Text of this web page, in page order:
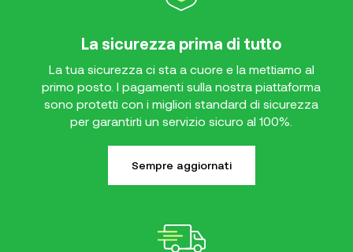
La sicurezza prima di tutto
La tua sicurezza ci sta a cuore e la mettiamo al
primo posto. I pagamenti sulla nostra piattaforma
sono protetti con i migliori standard di sicurezza
per garantirti un servizio sicuro al 100%.
Sempre aggiornati